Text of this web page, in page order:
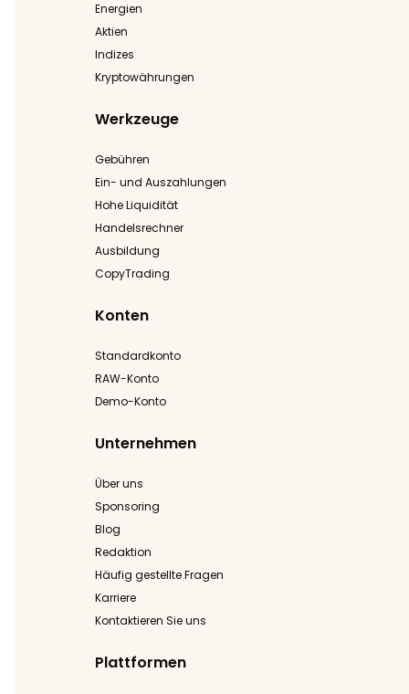
Energien
Aktien
Indizes
Kryptowährungen
Werkzeuge
Gebühren
Ein- und Auszahlungen
Hohe Liquidität
Handelsrechner
Ausbildung
CopyTrading
Konten
Standardkonto
RAW-Konto
Demo-Konto
Unternehmen
Über uns
Sponsoring
Blog
Redaktion
Häufig gestellte Fragen
Karriere
Kontaktieren Sie uns
Plattformen